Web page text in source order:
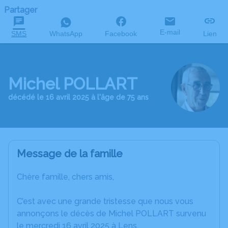
Partager
SMS WhatsApp Facebook E-mail Lien
Michel POLLART
décédé le 16 avril 2025 à l'âge de 75 ans
Message de la famille
Chère famille, chers amis,
C’est avec une grande tristesse que nous vous
annonçons le décès de Michel POLLART survenu
le mercredi 16 avril 2025 à Lens.